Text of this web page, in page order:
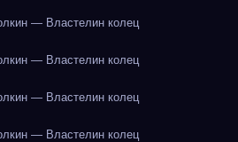
— Властелин колец
— Властелин колец
— Властелин колец
— Властелин колец